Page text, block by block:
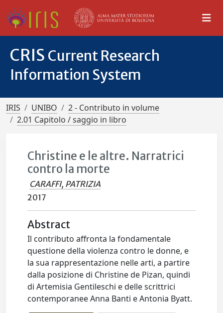
CRIS Current Research
Information System
IRIS UNIBO
2 - Contributo in volume
2.01 Capitolo / saggio in libro
Christine e le altre. Narratrici
contro la morte
CARAFFI, PATRIZIA
2017
Abstract
Il contributo affronta la fondamentale
questione della violenza contro le donne, e
la sua rappresentazione nelle arti, a partire
dalla posizione di Christine de Pizan, quindi
di Artemisia Gentileschi e delle scrittrici
contemporanee Anna Banti e Antonia Byatt.